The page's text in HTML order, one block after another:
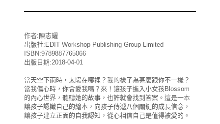
作者:陳志耀
出版社:EDIT Workshop Publishing Group Limited
ISBN:9789887765066
出版日期:2018-04-01
當天空下雨時，太陽在哪裡？我的樣子為甚麼跟你不一樣？
當我傷心時，你會愛我嗎？來！讓孩子進入小女孩Blossom
的內心世界，聽聽她的故事，也許就會找到答案。這是一本
讓孩子認識自己的繪本，向孩子傳遞八個關鍵的成長信念，
讓孩子建立正面的自我認知，從心相信自己是值得被愛的。